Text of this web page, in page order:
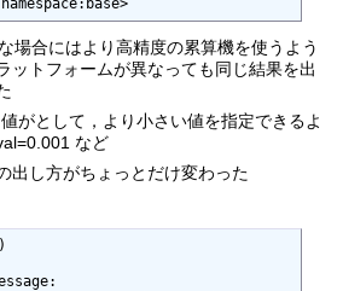
場合にはより高精度の累算機を使うよう
ットフォームが異なっても同じ結果を出
がとして，より小さい値を指定できるよ
など
出し方がちょっとだけ変わった